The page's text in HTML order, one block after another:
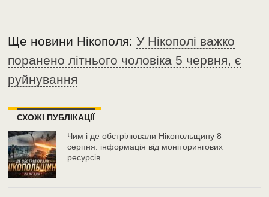
Ще новини Нікополя:У Нікополі важко
поранено літнього чоловіка 5 червня, є
руйнування
СХОЖІ ПУБЛІКАЦІЇ
Чим і де обстрілювали Нікопольщину 8
серпня: інформація від моніторингових
ресурсів